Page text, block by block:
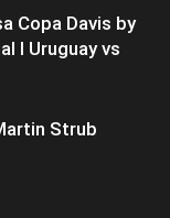
Copa Davis by
I Uruguay vs
Strub